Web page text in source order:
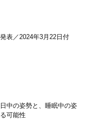
表／2024年3月22日付
中の姿勢と、睡眠中の姿
可能性